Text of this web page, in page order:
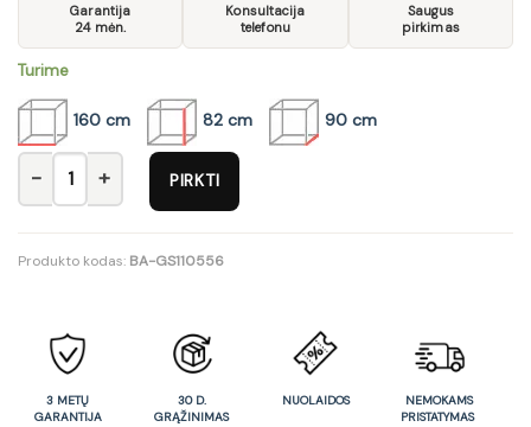
Garantija
24 mėn.
Konsultacija
telefonu
Saugus
pirkimas
Turime
160 cm 82 cm 90 cm
produkto kiekis: Stalas Montana STW
PIRKTI
Produkto kodas: BA-GS110556
3 METŲ
GARANTIJA
30 D.
GRĄŽINIMAS
NUOLAIDOS
NEMOKAMS
PRISTATYMAS